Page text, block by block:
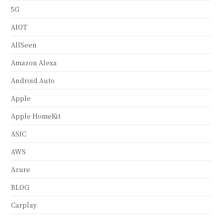
5G
AIOT
AllSeen
Amazon Alexa
Android Auto
Apple
Apple HomeKit
ASIC
AWS
Azure
BLOG
Carplay